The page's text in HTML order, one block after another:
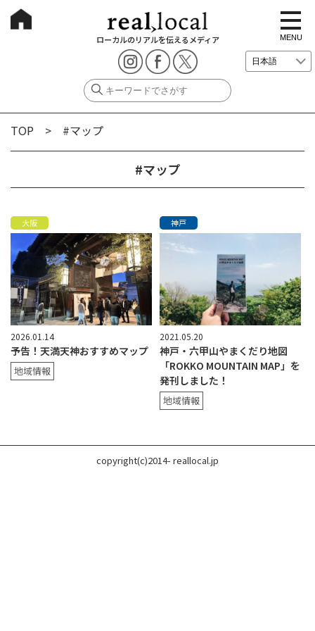
ローカルのリアルを伝えるメディア
t
o
g
g
e
i
i
MENU
TOP > #マップ
#マップ
大阪
2026.01.14
予告！天満天神おすすめマップ
地域情報
神戸
2021.05.20
神戸・六甲山やまくだり地図
「ROKKO MOUNTAIN MAP」を
発刊しました！
地域情報
copyright(c)2014- reallocal.jp